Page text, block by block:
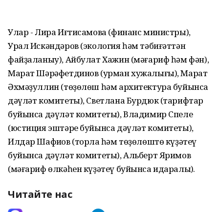
Улар - Лира Иғтисамова (финанс министры),
Урал Искәндәров (экология һәм тәбиғәттән
файҙаланыу), Айбулат Хажин (мәғариф һәм фән),
Марат Шәрәфетдинов (урман хужалығы), Марат
Әхмәҙуллин (төҙөлөш һәм архитектура буйынса
дәүләт комитеты), Светлана Бурдюк (тарифтар
буйынса дәүләт комитеты), Владимир Спеле
(юстиция эштәре буйынса дәүләт комитеты),
Илдар Шафиҡов (торлаҡ һәм төҙөлөштө күҙәтеү
буйынса дәүләт комитеты), Альберт Яримов
(мәғариф өлкәһен күҙәтеү буйынса идаралыҡ).
Читайте нас